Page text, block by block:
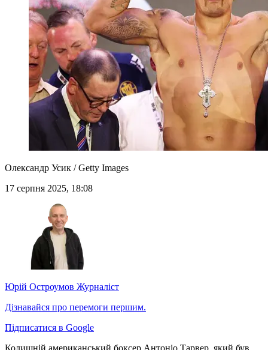
Олександр Усик / Getty Images
17 серпня 2025, 18:08
Юрій Остроумов Журналіст
Дізнавайся про перемоги першим.
Підписатися в Google